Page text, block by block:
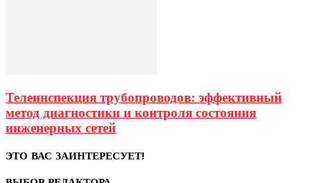
Телеинспекция трубопроводов: эффективный
метод диагностики и контроля состояния
инженерных сетей
ЭТО ВАС ЗАИНТЕРЕСУЕТ!